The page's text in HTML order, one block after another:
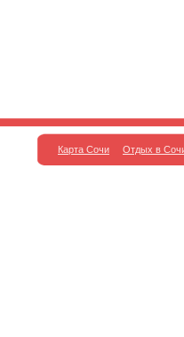
Карта Сочи Отдых в